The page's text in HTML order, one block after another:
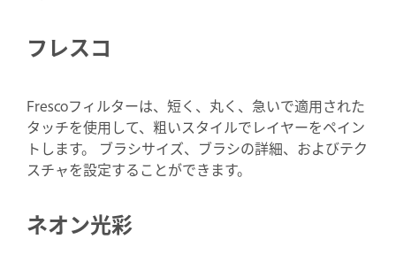
フレスコ
Frescoフィルターは、短く、丸く、急いで適用された
タッチを使用して、粗いスタイルでレイヤーをペイン
トします。 ブラシサイズ、ブラシの詳細、およびテク
スチャを設定することができます。
ネオン光彩